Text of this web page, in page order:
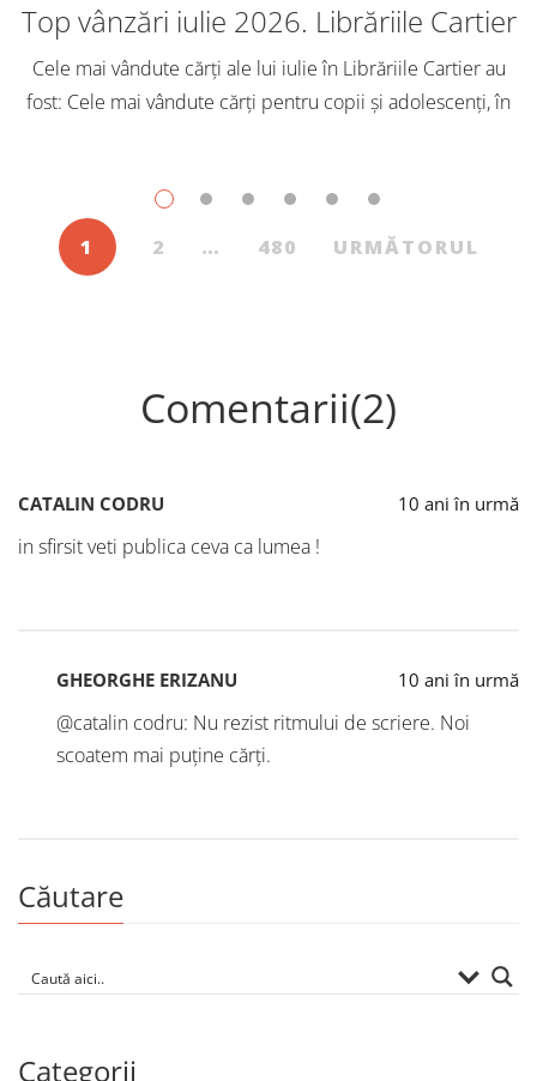
Top vânzări iulie 2026. Librăriile Cartier
Cele mai vândute cărți ale lui iulie în Librăriile Cartier au
fost: Cele mai vândute cărți pentru copii și adolescenți, în
1 2 … 480 URMĂTORUL
Comentarii(2)
CATALIN CODRU 10 ani în urmă
in sfirsit veti publica ceva ca lumea !
GHEORGHE ERIZANU 10 ani în urmă
@catalin codru: Nu rezist ritmului de scriere. Noi
scoatem mai puține cărți.
Căutare
Categorii